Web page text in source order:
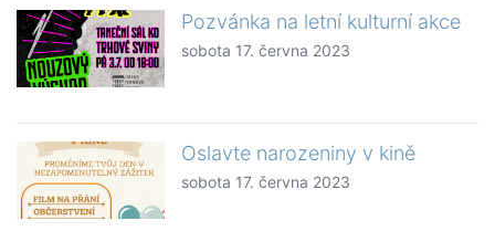
Pozvánka na letní kulturní akce
sobota 17. června 2023
Oslavte narozeniny v kině
sobota 17. června 2023